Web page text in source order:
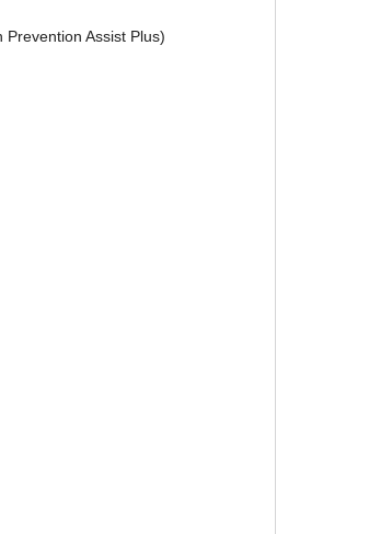
Prevention Assist Plus)